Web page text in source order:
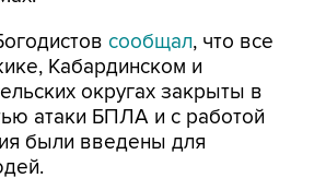
сообщал, что все
Кабардинском и
округах закрыты в
атаки БПЛА и с работой
были введены для